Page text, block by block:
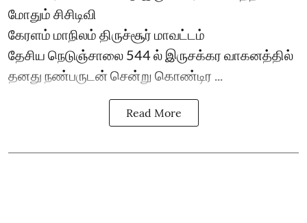
மோதும் சிசிடிவி
கேரளம் மாநிலம் திருச்சூர் மாவட்டம்
தேசிய நெடுஞ்சாலை 544 ல் இருசக்கர வாகனத்தில்
தனது நண்பருடன் சென்று கொண்டிர ...
Read More